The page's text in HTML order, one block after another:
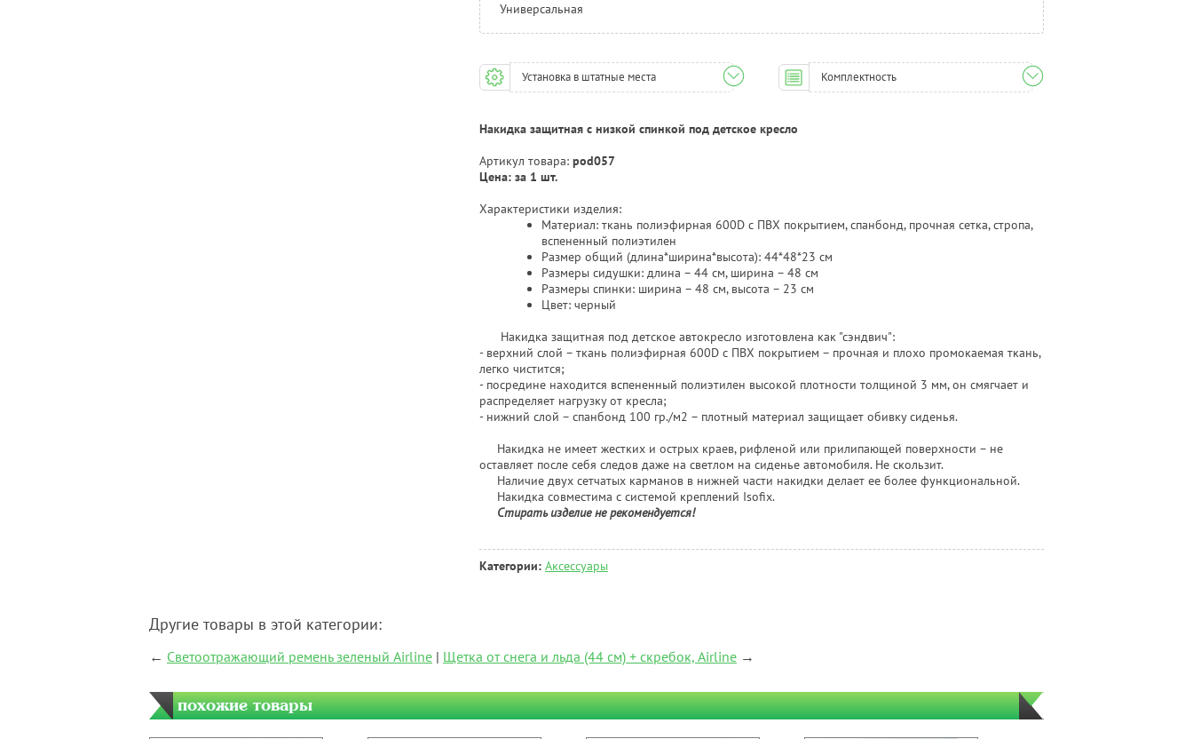
Универсальная
Установка в штатные места Комплектность
Накидка защитная с низкой спинкой под детское кресло
Артикул товара: pod057
Цена: за 1 шт.
Характеристики изделия:
Материал: ткань полиэфирная 600D с ПВХ покрытием, спанбонд, прочная сетка, стропа,
вспененный полиэтилен
Размер общий (длина*ширина*высота): 44*48*23 см
Размеры сидушки: длина – 44 см, ширина – 48 см
Размеры спинки: ширина – 48 см, высота – 23 см
Цвет: черный
Накидка защитная под детское автокресло изготовлена как "сэндвич":
- верхний слой – ткань полиэфирная 600D с ПВХ покрытием – прочная и плохо промокаемая ткань,
легко чистится;
- посредине находится вспененный полиэтилен высокой плотности толщиной 3 мм, он смягчает и
распределяет нагрузку от кресла;
- нижний слой – спанбонд 100 гр./м2 – плотный материал защищает обивку сиденья.
Накидка не имеет жестких и острых краев, рифленой или прилипающей поверхности – не
оставляет после себя следов даже на светлом на сиденье автомобиля. Не скользит.
Наличие двух сетчатых карманов в нижней части накидки делает ее более функциональной.
Накидка совместима с системой креплений Isofix.
Стирать изделие не рекомендуется!
Категории: Аксессуары
Другие товары в этой категории:
← Светоотражающий ремень зеленый Airline | Щетка от снега и льда (44 см) + скребок, Airline →
похожие товары